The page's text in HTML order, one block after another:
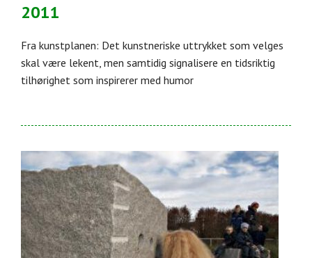
2011
Fra kunstplanen: Det kunstneriske uttrykket som velges
skal være lekent, men samtidig signalisere en tidsriktig
tilhørighet som inspirerer med humor